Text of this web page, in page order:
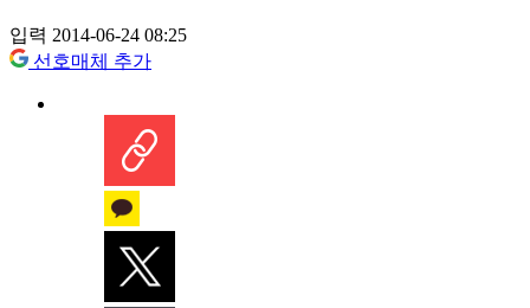
입력 2014-06-24 08:25
선호매체 추가